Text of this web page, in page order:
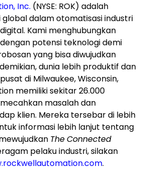
Inc. (NYSE: ROK) adalah
dalam otomatisasi industri
Kami menghubungkan
potensi teknologi demi
yang bisa diwujudkan
dunia lebih produktif dan
di Milwaukee, Wisconsin,
memiliki sekitar 26.000
masalah dan
klien. Mereka tersebar di lebih
informasi lebih lanjut tentang
TheConnected
pelaku industri, silakan
.